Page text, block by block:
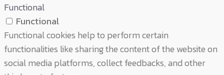
Functional
Functional
Functional cookies help to perform certain
functionalities like sharing the content of the website on
social media platforms, collect feedbacks, and other